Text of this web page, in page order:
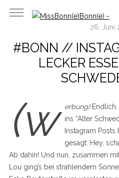
26. Juni
#BONN //
LECKER
(w erbung)Endlich,
ins “Alter
Instagram
gesagt: Hey,
Ab dahin! Und nun, zusammen
Lou ging’s bei strahlendem